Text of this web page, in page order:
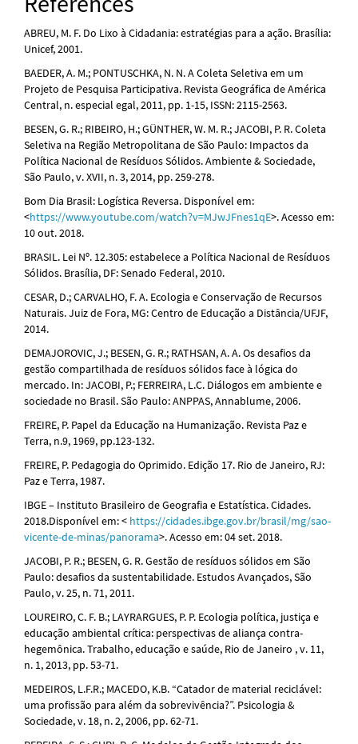
ABREU, M. F. Do Lixo à Cidadania: estratégias para a ação. Brasília:
Unicef, 2001.
BAEDER, A. M.; PONTUSCHKA, N. N. A Coleta Seletiva em um
Projeto de Pesquisa Participativa. Revista Geográfica de América
Central, n. especial egal, 2011, pp. 1-15, ISSN: 2115-2563.
BESEN, G. R.; RIBEIRO, H.; GÜNTHER, W. M. R.; JACOBI, P. R. Coleta
Seletiva na Região Metropolitana de São Paulo: Impactos da
Política Nacional de Resíduos Sólidos. Ambiente & Sociedade,
São Paulo, v. XVII, n. 3, 2014, pp. 259-278.
Bom Dia Brasil: Logística Reversa. Disponível em:
<https://www.youtube.com/watch?v=MJwJFnes1qE>. Acesso em:
10 out. 2018.
BRASIL. Lei Nº. 12.305: estabelece a Política Nacional de Resíduos
Sólidos. Brasília, DF: Senado Federal, 2010.
CESAR, D.; CARVALHO, F. A. Ecologia e Conservação de Recursos
Naturais. Juiz de Fora, MG: Centro de Educação a Distância/UFJF,
2014.
DEMAJOROVIC, J.; BESEN, G. R.; RATHSAN, A. A. Os desafios da
gestão compartilhada de resíduos sólidos face à lógica do
mercado. In: JACOBI, P.; FERREIRA, L.C. Diálogos em ambiente e
sociedade no Brasil. São Paulo: ANPPAS, Annablume, 2006.
FREIRE, P. Papel da Educação na Humanização. Revista Paz e
Terra, n.9, 1969, pp.123-132.
FREIRE, P. Pedagogia do Oprimido. Edição 17. Rio de Janeiro, RJ:
Paz e Terra, 1987.
IBGE – Instituto Brasileiro de Geografia e Estatística. Cidades.
2018.Disponível em: < https://cidades.ibge.gov.br/brasil/mg/sao-
vicente-de-minas/panorama>. Acesso em: 04 set. 2018.
JACOBI, P. R.; BESEN, G. R. Gestão de resíduos sólidos em São
Paulo: desafios da sustentabilidade. Estudos Avançados, São
Paulo, v. 25, n. 71, 2011.
LOUREIRO, C. F. B.; LAYRARGUES, P. P. Ecologia política, justiça e
educação ambiental crítica: perspectivas de aliança contra-
hegemônica. Trabalho, educação e saúde, Rio de Janeiro , v. 11,
n. 1, 2013, pp. 53-71.
MEDEIROS, L.F.R.; MACEDO, K.B. “Catador de material reciclável:
uma profissão para além da sobrevivência?”. Psicologia &
Sociedade, v. 18, n. 2, 2006, pp. 62-71.